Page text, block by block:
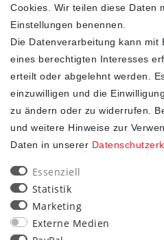
SHOP
Impressum
Daten­schutz­erklärung
AGB
Widerrufs­recht
Kontakt
Vertrag widerrufen
Cookies. Wir teilen diese Daten
Einstellungen benennen.
Die Datenverarbeitung kann mit
eines berechtigten Interesses
erteilt oder abgelehnt werden.
einzuwilligen und die
zu ändern oder zu widerrufen.
und weitere Hinweise zur
Daten in unserer
Essenziell
Statistik
Marketing
Externe Medien